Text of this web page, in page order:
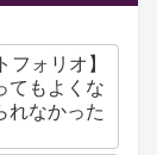
フォリオ】
てもよくな
れなかった